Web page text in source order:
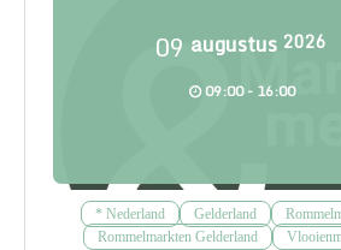
09 augustus 2026
09:00 - 16:00
* Nederland Gelderland
Rommelmarkten Gelderland